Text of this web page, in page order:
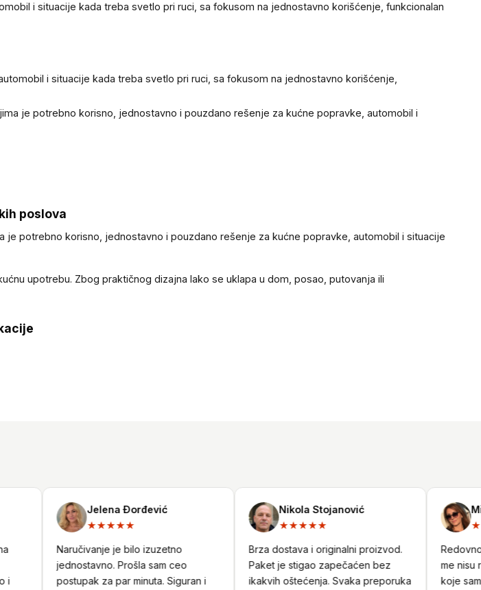
i situacije kada treba svetlo pri ruci, sa fokusom na jednostavno korišćenje, funkcionalan
i situacije kada treba svetlo pri ruci, sa fokusom na jednostavno korišćenje,
je potrebno korisno, jednostavno i pouzdano rešenje za kućne popravke, automobil i
poslova
je potrebno korisno, jednostavno i pouzdano rešenje za kućne popravke, automobil i situacije
upotrebu. Zbog praktičnog dizajna lako se uklapa u dom, posao, putovanja ili
Jelena Đorđević
★★★★★
Naručivanje je bilo izuzetno
jednostavno. Prošla sam ceo
postupak za par minuta. Siguran i
Nikola Stojanović
★★★★★
Brza dostava i originalni proizvod.
Paket je stigao zapečaćen bez
ikakvih oštećenja. Svaka preporuka
Redovno
me nisu
koje sam